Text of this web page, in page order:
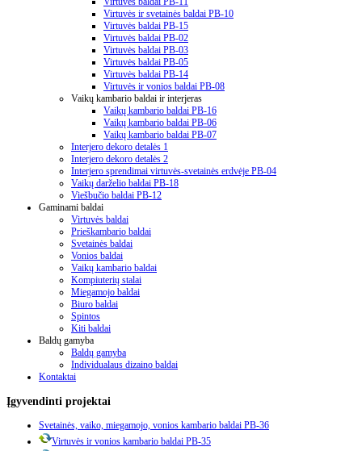
Virtuvės ir svetainės baldai PB-10
Virtuvės baldai PB-15
Virtuvės baldai PB-02
Virtuvės baldai PB-03
Virtuvės baldai PB-05
Virtuvės baldai PB-14
Virtuvės ir vonios baldai PB-08
Vaikų kambario baldai ir interjeras
Vaikų kambario baldai PB-16
Vaikų kambario baldai PB-06
Vaikų kambario baldai PB-07
Interjero dekoro detalės 1
Interjero dekoro detalės 2
Interjero sprendimai virtuvės-svetainės erdvėje PB-04
Vaikų darželio baldai PB-18
Viešbučio baldai PB-12
Gaminami baldai
Virtuvės baldai
Prieškambario baldai
Svetainės baldai
Vonios baldai
Vaikų kambario baldai
Kompiuterių stalai
Miegamojo baldai
Biuro baldai
Spintos
Kiti baldai
Baldų gamyba
Baldų gamyba
Individualaus dizaino baldai
Kontaktai
Įgyvendinti projektai
Svetainės, vaiko, miegamojo, vonios kambario baldai PB-36
Virtuvės ir vonios kambario baldai PB-35